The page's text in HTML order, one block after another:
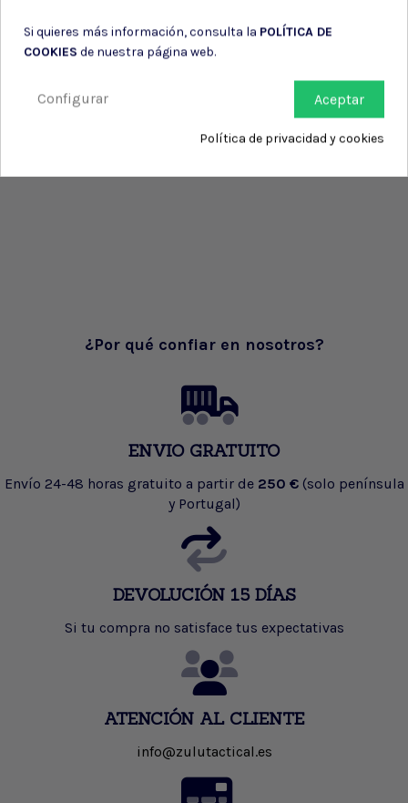
¿Por qué confiar en nosotros?
ENVIO GRATUITO
Envío 24-48 horas gratuito a partir de 250 € (solo península
y Portugal)
DEVOLUCIÓN 15 DÍAS
Si tu compra no satisface tus expectativas
ATENCIÓN AL CLIENTE
info@zulutactical.es
Si quieres más información, consulta la POLÍTICA DE
COOKIES de nuestra página web.
Aceptar
Configurar
Política de privacidad y cookies